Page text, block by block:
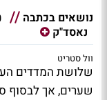
נושאים בכתבה
נאסד"ק
וול סטריט
שלושת המדדים